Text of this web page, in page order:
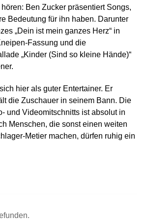
Ben Zucker präsentiert Songs,
Bedeutung für ihn haben. Darunter
„Dein ist mein ganzes Herz“ in
Fassung und die
„Kinder (Sind so kleine Hände)“
hier als guter Entertainer. Er
die Zuschauer in seinem Bann. Die
und Videomitschnitts ist absolut in
Menschen, die sonst einen weiten
Metier machen, dürfen ruhig ein